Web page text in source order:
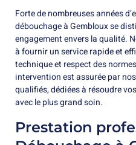
Forte de nombreuses années
débouchage à Gembloux se
engagement envers la qualité.
à fournir un service rapide et
technique et respect des
intervention est assurée par
qualifiés, dédiées à résoudre
avec le plus grand soin.
Prestation